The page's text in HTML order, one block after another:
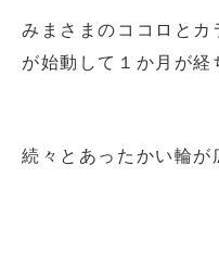
みまさまのココロとカ
が始動して１か月が経
続々とあったかい輪が